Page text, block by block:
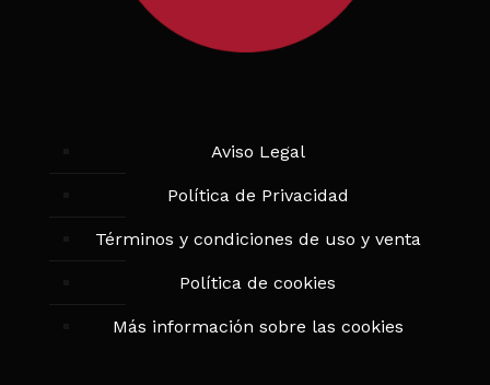
Aviso Legal
Política de Privacidad
Términos y condiciones de uso y venta
Política de cookies
Más información sobre las cookies